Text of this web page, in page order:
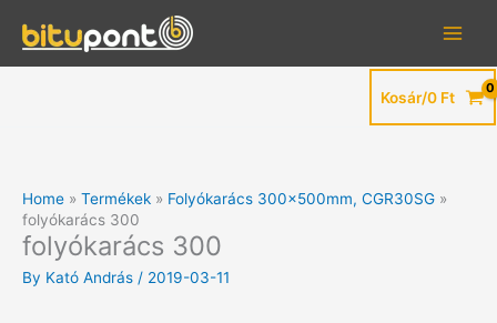
content
Kosár/0 Ft
Home Termékek
Folyókarács 300x500mm, CGR30SG
folyókarács 300
folyókarács 300
By Kató András / 2019-03-11